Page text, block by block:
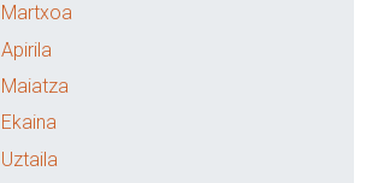
Martxoa
Apirila
Maiatza
Ekaina
Uztaila